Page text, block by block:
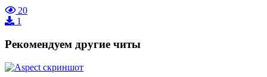
20
1
Рекомендуем другие читы